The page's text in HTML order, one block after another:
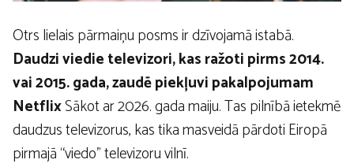
Otrs lielais pārmaiņu posms ir dzīvojamā istabā.
Daudzi viedie televizori, kas ražoti pirms 2014.
vai 2015. gada, zaudē piekļuvi pakalpojumam
NetflixSākot ar 2026. gada maiju. Tas pilnībā ietekmē
daudzus televizorus, kas tika masveidā pārdoti Eiropā
pirmajā “viedo” televizoru vilnī.